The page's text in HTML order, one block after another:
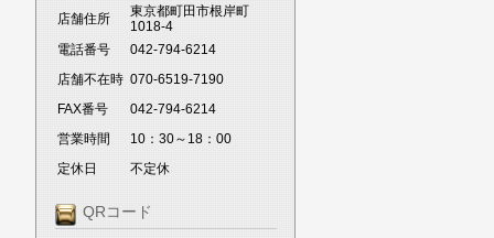
店舗住所
東京都町田市根岸町
1018-4
電話番号
042-794-6214
店舗不在時 070-6519-7190
FAX番号
042-794-6214
営業時間
10：30～18：00
定休日
不定休
QRコード